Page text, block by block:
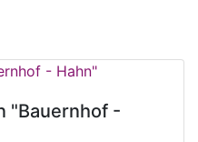
"Bauernhof -